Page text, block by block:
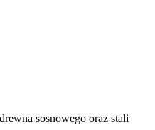
sosnowego oraz stali